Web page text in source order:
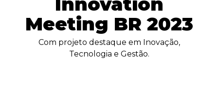
Meeting BR 2023
Com projeto destaque em Inovação,
Tecnologia e Gestão.